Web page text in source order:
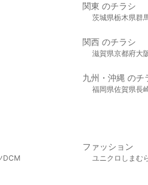
関東 のチラシ
茨城県栃木県群
関西 のチラシ
滋賀県京都府大
九州・沖縄 のチ
福岡県佐賀県長
DCM
ファッション
ユニクロ しまむ